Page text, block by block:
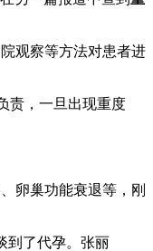
观察等方法对患者进
责，一旦出现重度
卵巢功能衰退等，刚
到了代孕。张丽